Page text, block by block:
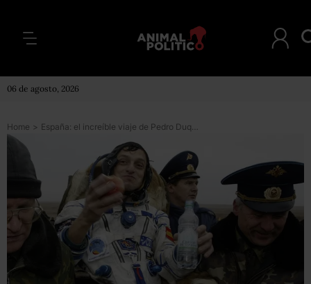
06 de agosto, 2026
Home > España: el increíble viaje de Pedro Duque, el astronauta al que acaban de nombrar ministro de Ciencia